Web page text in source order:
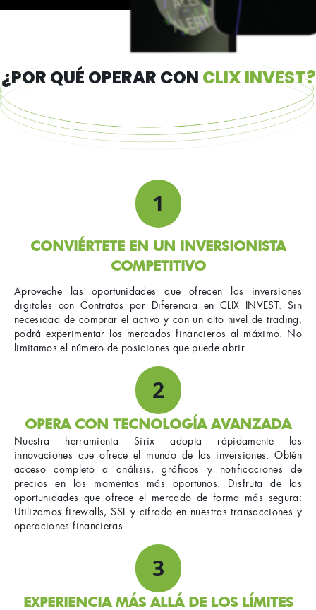
¿POR QUÉ OPERAR CON CLIX INVEST?
1
CONVIÉRTETE EN UN INVERSIONISTA
COMPETITIVO
Aproveche las oportunidades que ofrecen las inversiones
digitales con Contratos por Diferencia en CLIX INVEST. Sin
necesidad de comprar el activo y con un alto nivel de trading,
podrá experimentar los mercados financieros al máximo. No
limitamos el número de posiciones que puede abrir..
2
OPERA CON TECNOLOGÍA AVANZADA
Nuestra herramienta Sirix adopta rápidamente las
innovaciones que ofrece el mundo de las inversiones. Obtén
acceso completo a análisis, gráficos y notificaciones de
precios en los momentos más oportunos. Disfruta de las
oportunidades que ofrece el mercado de forma más segura:
Utilizamos firewalls, SSL y cifrado en nuestras transacciones y
operaciones financieras.
3
EXPERIENCIA MÁS ALLÁ DE LOS LÍMITES